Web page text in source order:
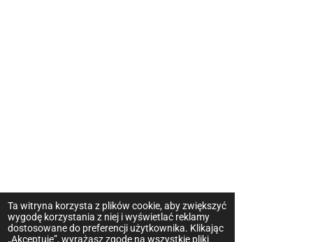
Ta witryna korzysta z plików cookie, aby zwiększyć
wygodę korzystania z niej i wyświetlać reklamy
dostosowane do preferencji użytkownika. Klikając
„Akceptuję”, wyrażasz zgodę na wszystkie pliki